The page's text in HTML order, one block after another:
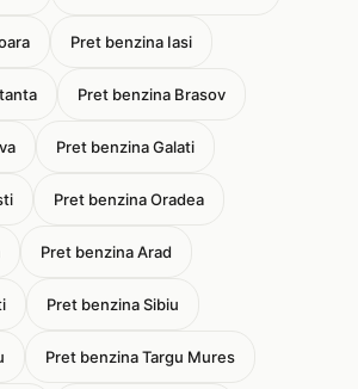
Pret benzina Iasi
Pret benzina Brasov
Pret benzina Galati
Pret benzina Oradea
Pret benzina Arad
Pret benzina Sibiu
Pret benzina Targu Mures